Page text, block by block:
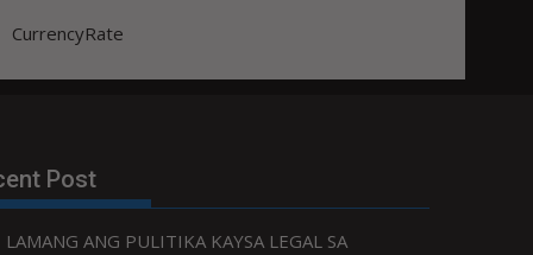
CurrencyRate
Post
LAMANG ANG PULITIKA KAYSA LEGAL SA